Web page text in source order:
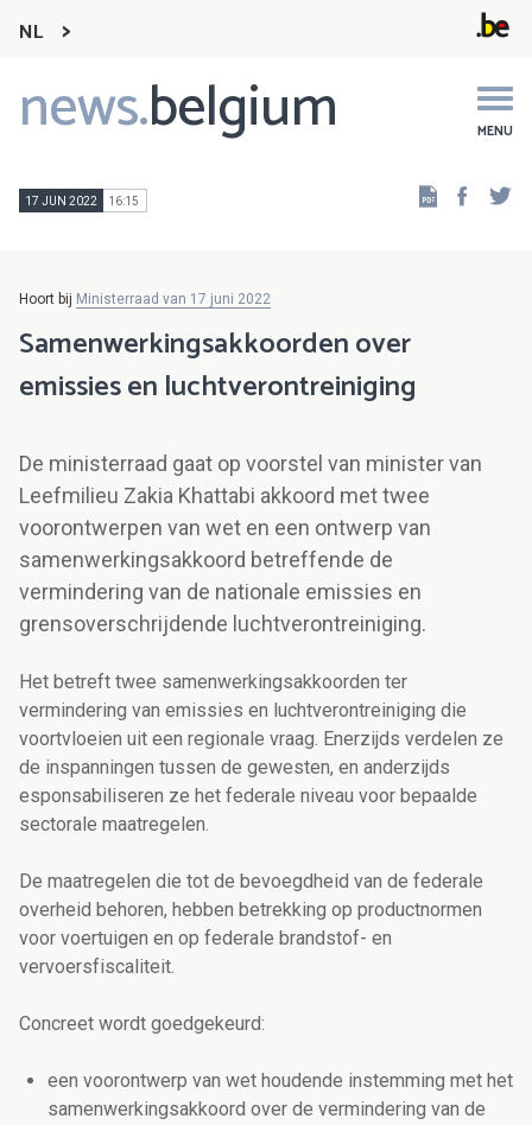
NL
news.belgium MENU
Main
navigation
17 JUN 2022 16:15
Hoort bij Ministerraad van 17 juni 2022
Samenwerkingsakkoorden over
emissies en luchtverontreiniging
De ministerraad gaat op voorstel van minister van
Leefmilieu Zakia Khattabi akkoord met twee
voorontwerpen van wet en een ontwerp van
samenwerkingsakkoord betreffende de
vermindering van de nationale emissies en
grensoverschrijdende luchtverontreiniging.
Het betreft twee samenwerkingsakkoorden ter
vermindering van emissies en luchtverontreiniging die
voortvloeien uit een regionale vraag. Enerzijds verdelen ze
de inspanningen tussen de gewesten, en anderzijds
esponsabiliseren ze het federale niveau voor bepaalde
sectorale maatregelen.
De maatregelen die tot de bevoegdheid van de federale
overheid behoren, hebben betrekking op productnormen
voor voertuigen en op federale brandstof- en
vervoersfiscaliteit.
Concreet wordt goedgekeurd:
een voorontwerp van wet houdende instemming met het
samenwerkingsakkoord over de vermindering van de